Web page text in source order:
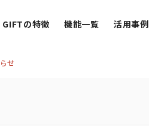
の特徴 機能一覧 活用事例
せ